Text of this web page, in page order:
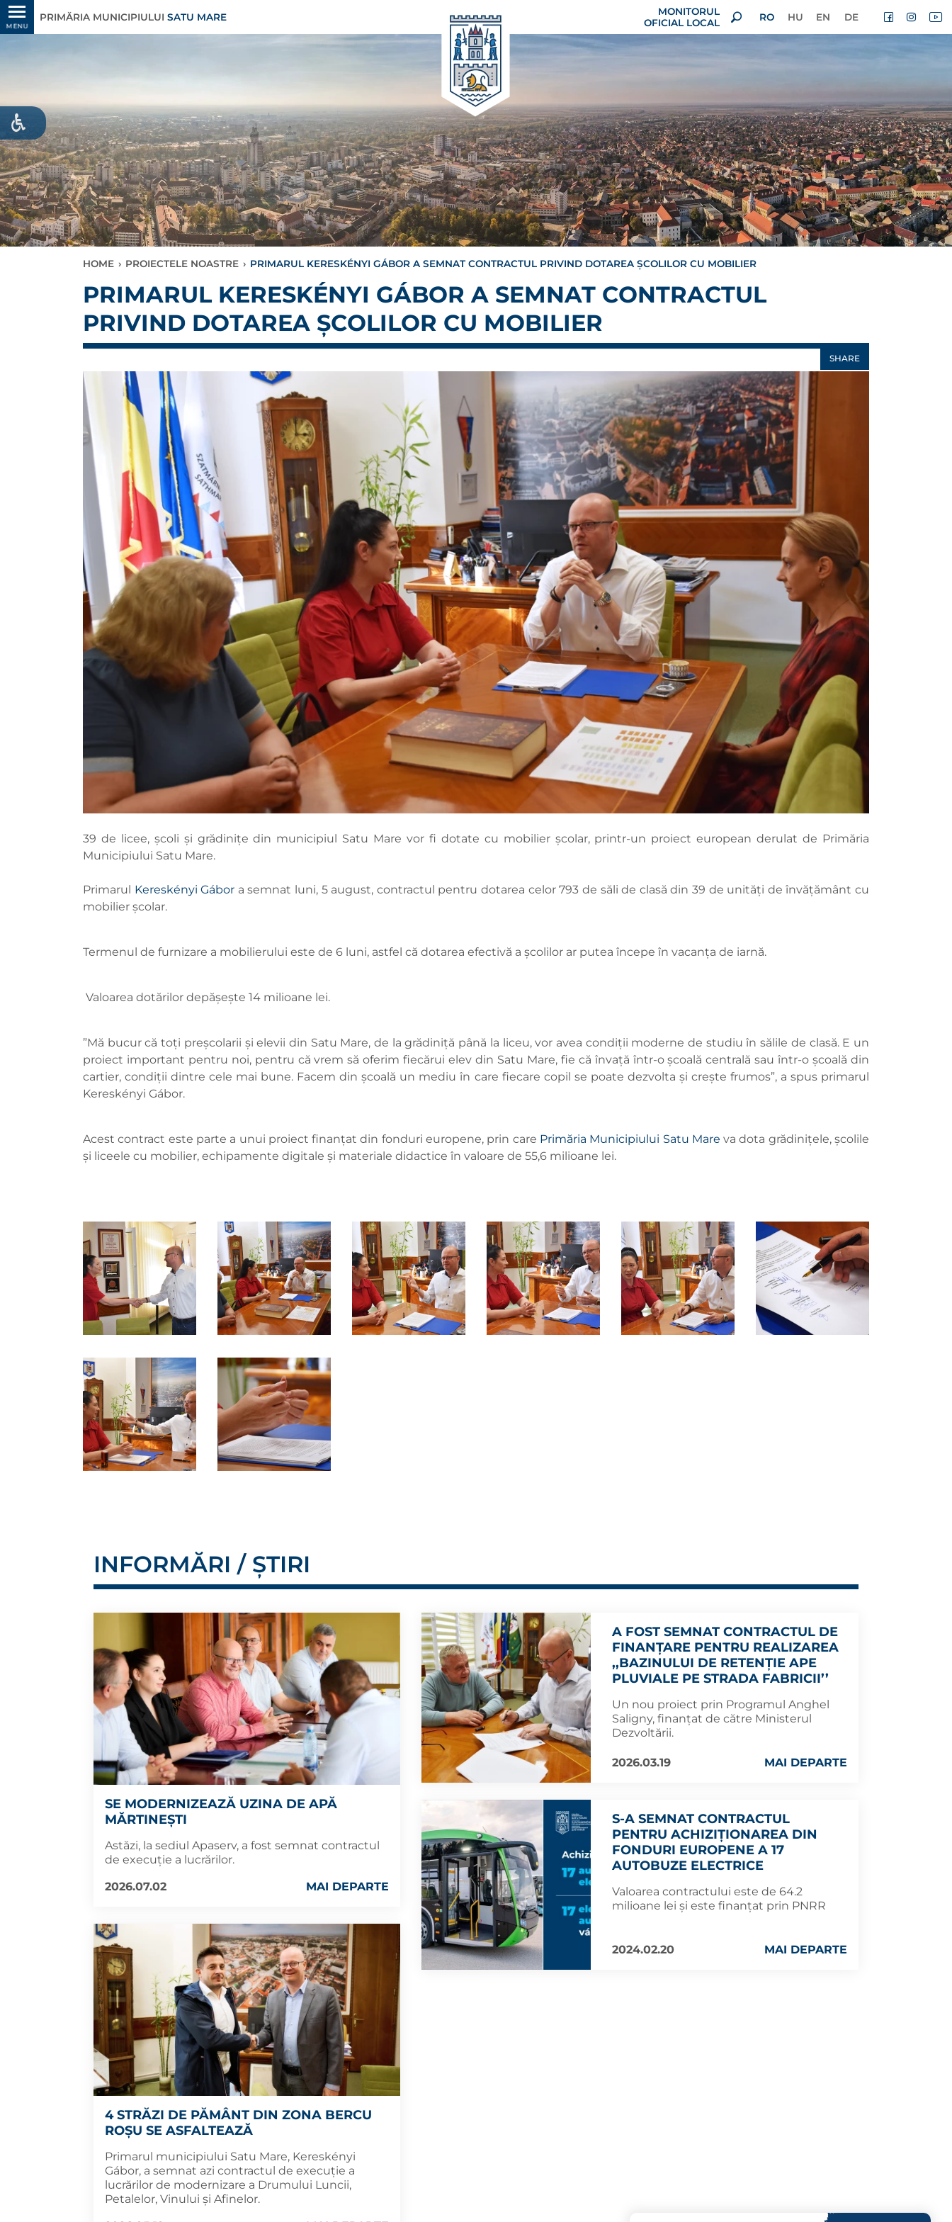
MENU
PRIMĂRIA MUNICIPIULUI SATU MARE
MONITORUL
OFICIAL LOCAL
RO HU EN DE
HOME › PROIECTELE NOASTRE › PRIMARUL KERESKÉNYI GÁBOR A SEMNAT CONTRACTUL PRIVIND DOTAREA ȘCOLILOR CU MOBILIER
PRIMARUL KERESKÉNYI GÁBOR A SEMNAT CONTRACTUL
PRIVIND DOTAREA ȘCOLILOR CU MOBILIER
SHARE
39 de licee, școli și grădinițe din municipiul Satu Mare vor fi dotate cu mobilier școlar, printr-un proiect european derulat de Primăria
Municipiului Satu Mare.
Primarul Kereskényi Gábor a semnat luni, 5 august, contractul pentru dotarea celor 793 de săli de clasă din 39 de unități de învățământ cu
mobilier școlar.
Termenul de furnizare a mobilierului este de 6 luni, astfel că dotarea efectivă a școlilor ar putea începe în vacanța de iarnă.
Valoarea dotărilor depășește 14 milioane lei.
”Mă bucur că toți preșcolarii și elevii din Satu Mare, de la grădiniță până la liceu, vor avea condiții moderne de studiu în sălile de clasă. E un
proiect important pentru noi, pentru că vrem să oferim fiecărui elev din Satu Mare, fie că învață într-o școală centrală sau într-o școală din
cartier, condiții dintre cele mai bune. Facem din școală un mediu în care fiecare copil se poate dezvolta și crește frumos”, a spus primarul
Kereskényi Gábor.
Acest contract este parte a unui proiect finanțat din fonduri europene, prin care Primăria Municipiului Satu Mareva dota grădinițele, școlile
și liceele cu mobilier, echipamente digitale și materiale didactice în valoare de 55,6 milioane lei.
INFORMĂRI / ȘTIRI
SE MODERNIZEAZĂ UZINA DE APĂ
MĂRTINEȘTI
Astăzi, la sediul Apaserv, a fost semnat contractul
de execuție a lucrărilor.
2026.07.02
MAI DEPARTE
4 STRĂZI DE PĂMÂNT DIN ZONA BERCU
ROȘU SE ASFALTEAZĂ
Primarul municipiului Satu Mare, Kereskényi
Gábor, a semnat azi contractul de execuție a
lucrărilor de modernizare a Drumului Luncii,
Petalelor, Vinului și Afinelor.
A FOST SEMNAT CONTRACTUL DE
FINANȚARE PENTRU REALIZAREA
,,BAZINULUI DE RETENȚIE APE
PLUVIALE PE STRADA FABRICII’’
Un nou proiect prin Programul Anghel
Saligny, finanțat de către Ministerul
Dezvoltării.
2026.03.19 MAI DEPARTE
S-A SEMNAT CONTRACTUL
PENTRU ACHIZIȚIONAREA DIN
FONDURI EUROPENE A 17
AUTOBUZE ELECTRICE
Valoarea contractului este de 64.2
milioane lei și este finanțat prin PNRR
2024.02.20 MAI DEPARTE